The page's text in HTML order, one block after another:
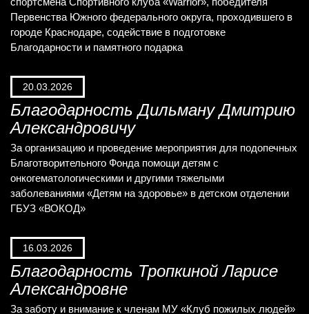
Первенства Южного федерального округа, проходившего в
городе Краснодаре, содействие в подготовке
Благодарности и памятного подарка
20.03.2026
Благодарность Дильману Дмитрию
Александровичу
За организацию и проведение мероприятия для подопечных
Благотворительного Фонда помощи детям с
онкогематологическими и другими тяжелыми
заболеваниями «Детям на здоровье» в детском отделении
ГБУЗ «ВОКОД»
16.03.2026
Благодарность Тропкиной Ларисе
Александровне
За заботу и внимание к членам МУ «Клуб пожилых людей»